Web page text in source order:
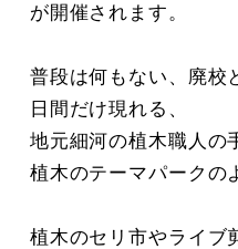
が開催されます。
普段は何もない、廃校
日間だけ現れる、
地元細河の植木職人の
植木のテーマパークの
植木のセリ市やライブ